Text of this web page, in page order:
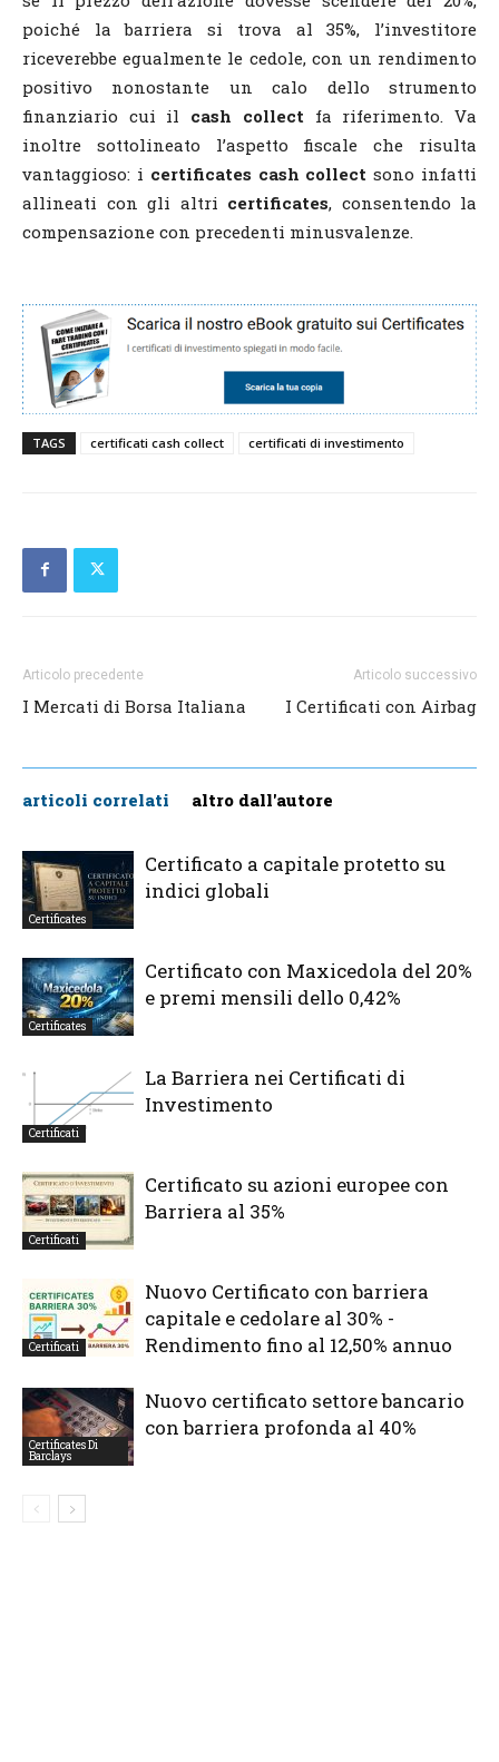
poiché la barriera si trova al 35%, l’investitore
riceverebbe egualmente le cedole, con un rendimento
positivo nonostante un calo dello strumento
finanziario cui il cash collect fa riferimento. Va
inoltre sottolineato l’aspetto fiscale che risulta
vantaggioso: i certificates cash collect sono infatti
allineati con gli altri certificates, consentendo la
compensazione con precedenti minusvalenze.
TAGS certificati cash collect certificati di investimento
Articolo precedente
I Mercati di Borsa Italiana
Articolo successivo
I Certificati con Airbag
articoli correlati altro dall'autore
Certificates
Certificato a capitale protetto su
indici globali
Certificates
Certificato con Maxicedola del 20%
e premi mensili dello 0,42%
Certificati
La Barriera nei Certificati di
Investimento
Certificati
Certificato su azioni europee con
Barriera al 35%
Certificati
Nuovo Certificato con barriera
capitale e cedolare al 30% -
Rendimento fino al 12,50% annuo
Certificates Di
Barclays
Nuovo certificato settore bancario
con barriera profonda al 40%